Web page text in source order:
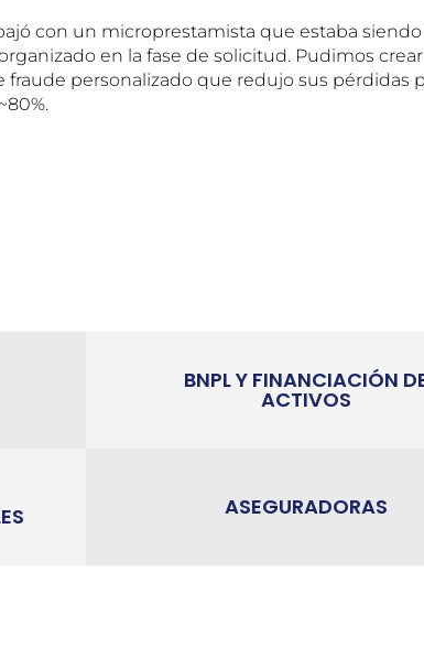
con un microprestamista que estaba
en la fase de solicitud. Pudimos
fraude personalizado que redujo sus pérdidas
BNPL Y FINANCIACIÓN
ACTIVOS
ASEGURADORAS